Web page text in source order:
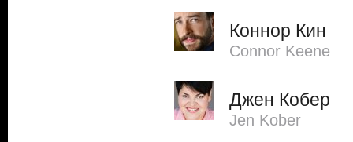
Коннор Кин
Connor Keene
Джен Кобер
Jen Kober